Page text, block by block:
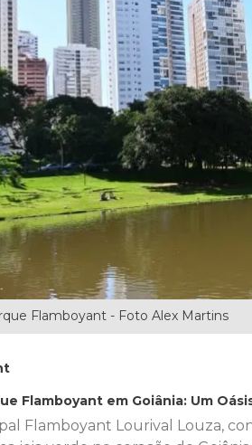
Flamboyant - Foto Alex Martins
Flamboyant em Goiânia: Um
Flamboyant Lourival Louza,